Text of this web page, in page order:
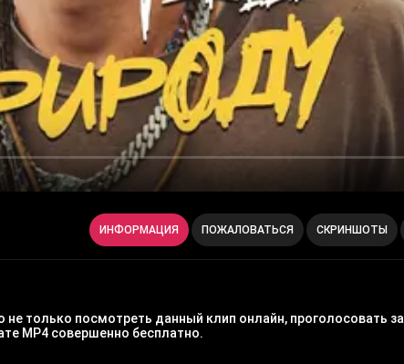
ИНФОРМАЦИЯ ПОЖАЛОВАТЬСЯ СКРИНШОТЫ
только посмотреть данный клип онлайн, проголосовать за
MP4 совершенно бесплатно.